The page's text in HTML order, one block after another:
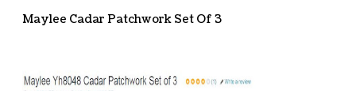
Maylee Cadar Patchwork Set Of 3